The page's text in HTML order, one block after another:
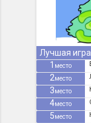
Лучшая
1 место
2место
3место
4место
5место